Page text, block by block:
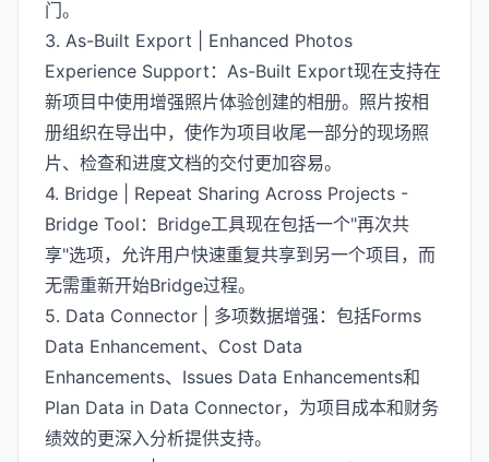
门。
3. As-Built Export | Enhanced Photos
Experience Support：As-Built Export现在支持在
新项目中使用增强照片体验创建的相册。照片按相
册组织在导出中，使作为项目收尾一部分的现场照
片、检查和进度文档的交付更加容易。
4. Bridge | Repeat Sharing Across Projects -
Bridge Tool：Bridge工具现在包括一个"再次共
享"选项，允许用户快速重复共享到另一个项目，而
无需重新开始Bridge过程。
5. Data Connector | 多项数据增强：包括Forms
Data Enhancement、Cost Data
Enhancements、Issues Data Enhancements和
Plan Data in Data Connector，为项目成本和财务
绩效的更深入分析提供支持。